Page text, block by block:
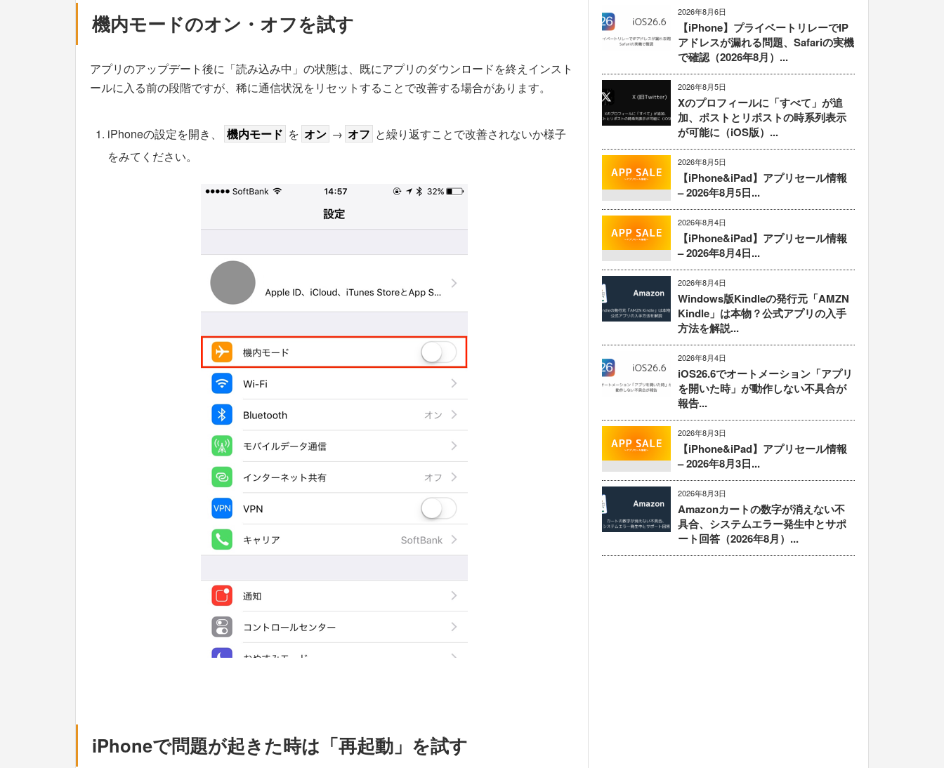
機内モードのオン・オフを試す
アプリのアップデート後に「読み込み中」の状態は、既にアプリのダウンロードを終えインスト
ールに入る前の段階ですが、稀に通信状況をリセットすることで改善する場合があります。
iPhoneの設定を開き、 機内モード を オン → オフ と繰り返すことで改善されないか様子
をみてください。
iPhoneで問題が起きた時は「再起動」を試す
2026年8月6日
【iPhone】プライベートリレーでIP
アドレスが漏れる問題、Safariの実機
で確認（2026年8月）...
2026年8月5日
Xのプロフィールに「すべて」が追
加、ポストとリポストの時系列表示
が可能に（iOS版）...
2026年8月5日
【iPhone&iPad】アプリセール情報
– 2026年8月5日...
2026年8月4日
【iPhone&iPad】アプリセール情報
– 2026年8月4日...
2026年8月4日
Windows版Kindleの発行元「AMZN
Kindle」は本物？公式アプリの入手
方法を解説...
2026年8月4日
iOS26.6でオートメーション「アプリ
を開いた時」が動作しない不具合が
報告...
2026年8月3日
【iPhone&iPad】アプリセール情報
– 2026年8月3日...
2026年8月3日
Amazonカートの数字が消えない不
具合、システムエラー発生中とサポ
ート回答（2026年8月）...